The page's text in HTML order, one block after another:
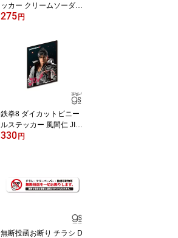
ッカー クリームソーダ2
懐かしい 昭和レトロ ス
ッズADR-002
275円
鉄拳8 ダイカットビニー
ルステッカー 風間仁 JIN
KAZAMA キャラクター T
330円
無断投函お断り チラシ D